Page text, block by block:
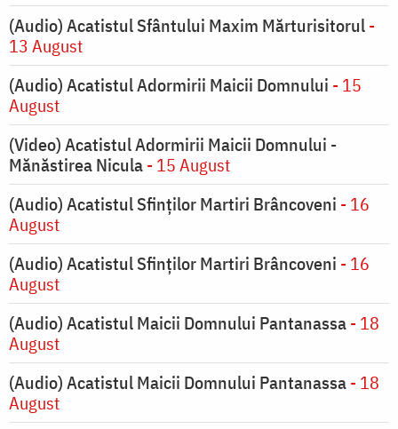
(Audio) Acatistul Sfântului Maxim Mărturisitorul-
13 August
(Audio) Acatistul Adormirii Maicii Domnului - 15
August
(Video) Acatistul Adormirii Maicii Domnului -
Mănăstirea Nicula- 15 August
(Audio) Acatistul Sfinților Martiri Brâncoveni - 16
August
(Audio) Acatistul Sfinților Martiri Brâncoveni - 16
August
(Audio) Acatistul Maicii Domnului Pantanassa- 18
August
(Audio) Acatistul Maicii Domnului Pantanassa- 18
August